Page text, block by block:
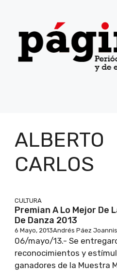
contenido
ALBERTO
CARLOS
CULTURA
Premian A Lo Mejor De
De Danza 2013
6 Mayo, 2013Andrés Páez Joannis
06/mayo/13.- Se
reconocimientos y
ganadores de la Muestra